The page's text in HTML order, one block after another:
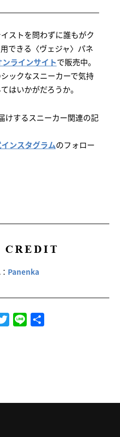
ストを問わずに誰もがク
できる〈ヴェジャ〉パネ
ラインサイトで販売中。
ックなスニーカーで気持
はいかがだろうか。
けするスニーカー関連の記
ンスタグラムのフォロー
： Panenka
TwitterLine